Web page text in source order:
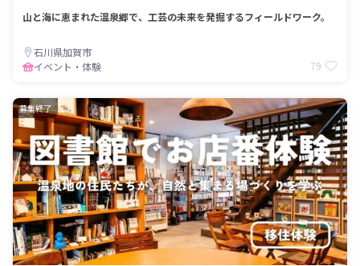
山と海に恵まれた温泉郷で、工芸の未来を発掘するフィールドワーク。
石川県加賀市
イベント・体験
79
募集終了